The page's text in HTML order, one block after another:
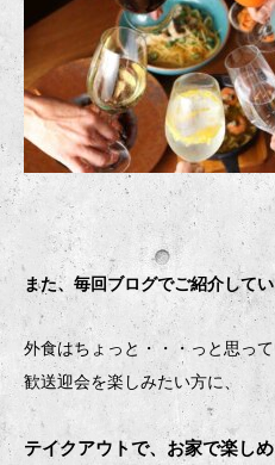
また、毎回ブログでご紹介して
外食はちょっと・・・っと思っ
歓送迎会を楽しみたい方に、
テイクアウトで、お家で楽し